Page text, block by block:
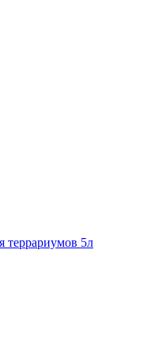
террариумов 5л